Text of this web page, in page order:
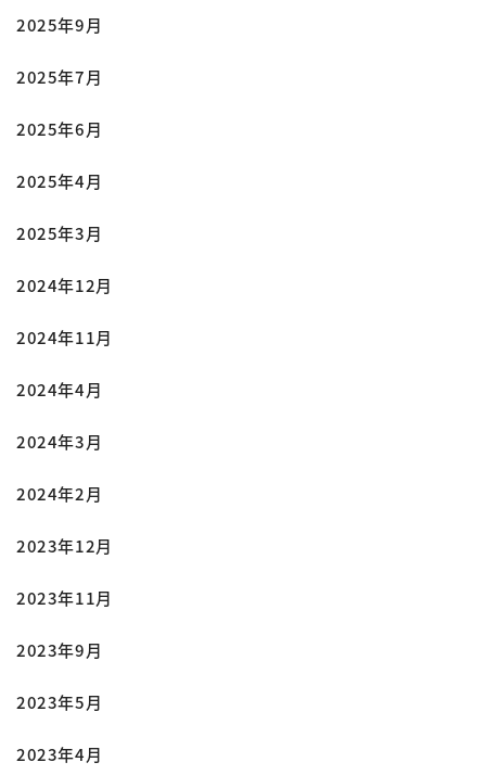
2025年9月
2025年7月
2025年6月
2025年4月
2025年3月
2024年12月
2024年11月
2024年4月
2024年3月
2024年2月
2023年12月
2023年11月
2023年9月
2023年5月
2023年4月